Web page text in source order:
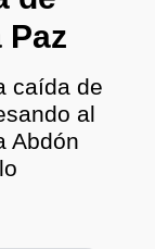
caída de
al
Abdón